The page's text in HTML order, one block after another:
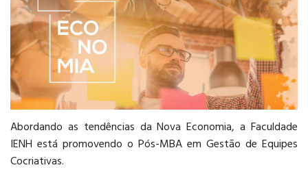
PSICOLOGIA
PÓS-GRADUAÇÃO
Abordando as tendências da Nova Economia, a Faculdade
IENH está promovendo o Pós-MBA em Gestão de Equipes
Cocriativas.